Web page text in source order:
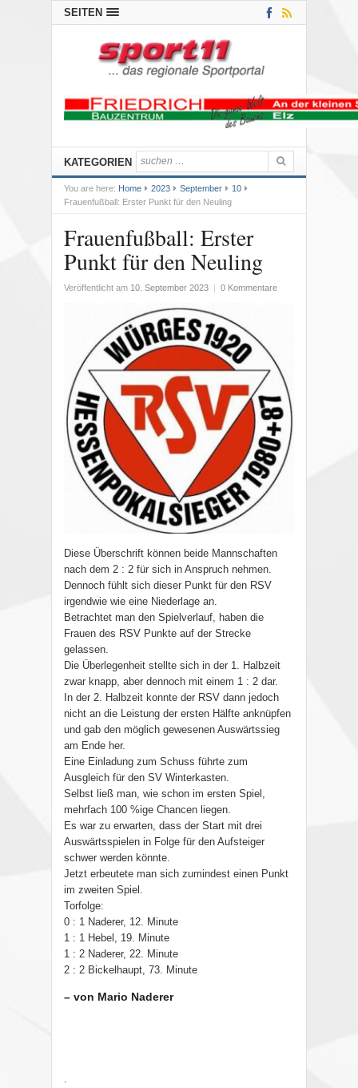
SEITEN
KATEGORIEN
You are here: Home 2023 September
10
Frauenfußball: Erster Punkt für den Neuling
Frauenfußball: Erster
Punkt für den Neuling
Veröffentlicht am 10. September 2023 0 Kommentare
Diese Überschrift können beide Mannschaften
nach dem 2 : 2 für sich in Anspruch nehmen.
Dennoch fühlt sich dieser Punkt für den RSV
irgendwie wie eine Niederlage an.
Betrachtet man den Spielverlauf, haben die
Frauen des RSV Punkte auf der Strecke
gelassen.
Die Überlegenheit stellte sich in der 1. Halbzeit
zwar knapp, aber dennoch mit einem 1 : 2 dar.
In der 2. Halbzeit konnte der RSV dann jedoch
nicht an die Leistung der ersten Hälfte anknüpfen
und gab den möglich gewesenen Auswärtssieg
am Ende her.
Eine Einladung zum Schuss führte zum
Ausgleich für den SV Winterkasten.
Selbst ließ man, wie schon im ersten Spiel,
mehrfach 100 %ige Chancen liegen.
Es war zu erwarten, dass der Start mit drei
Auswärtsspielen in Folge für den Aufsteiger
schwer werden könnte.
Jetzt erbeutete man sich zumindest einen Punkt
im zweiten Spiel.
Torfolge:
0 : 1 Naderer, 12. Minute
1 : 1 Hebel, 19. Minute
1 : 2 Naderer, 22. Minute
2 : 2 Bickelhaupt, 73. Minute
– von Mario Naderer
.